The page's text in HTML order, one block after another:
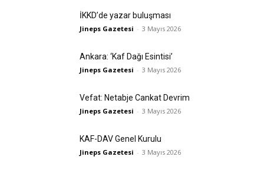
İKKD’de yazar buluşması
Jineps Gazetesi - 3 Mayıs 2026
Ankara: ‘Kaf Dağı Esintisi’
Jineps Gazetesi - 3 Mayıs 2026
Vefat: Netabje Cankat Devrim
Jineps Gazetesi - 3 Mayıs 2026
KAF-DAV Genel Kurulu
Jineps Gazetesi - 3 Mayıs 2026